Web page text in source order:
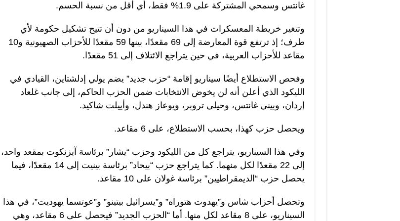
غانتس وسمحي المشتركة على 1.9% فقط، أي أقل من نسبة الحسم.
وتتغير خريطة المعسكرات في هذا السيناريو من دون أن تتيح تشكيل حكومة لأي
طرف؛ إذ ترتفع قوة المعارضة إلى 69 مقعدًا، بينها 59 مقعدًا للأحزاب الصهيونية و10
مقاعد للأحزاب العربية، في حين يتراجع الائتلاف إلى 51 مقعدًا.
وفحص الاستطلاع أيضًا سيناريو إقامة “حزب جديد” يضم يولي إدلشتاين، القيادي في
الليكود الذي أعلن أنه لن يخوض الانتخابات ضمن الحزب الحاكم، إلى جانب غلعاد
إردان، وبيني غانتس، وحيلي تروبر، ويوعاز هندل، وأييلت شاكيد.
ويحصل حزب كهذا، بحسب الاستطلاع، على 6 مقاعد.
وفي هذا السيناريو، يتراجع كل من الليكود وحزب “يشار” برئاسة آيزنكوت بمقعد واحد،
إلى 22 مقعدًا لكل منهما. كما يتراجع حزب “بيحاد” برئاسة بينيت إلى 14 مقعدًا، فيما
يحصل حزب “الديمقراطيين” برئاسة غولان على 10 مقاعد.
وتحصل أحزاب شاس و”يهدوت هتوراه” و”يسرائيل بيتينو” و”عوتسما يهوديت”، في هذا
السيناريو، على 8 مقاعد لكل منها. أما “الحزب الجديد” فيحصل على 6 مقاعد، وهي